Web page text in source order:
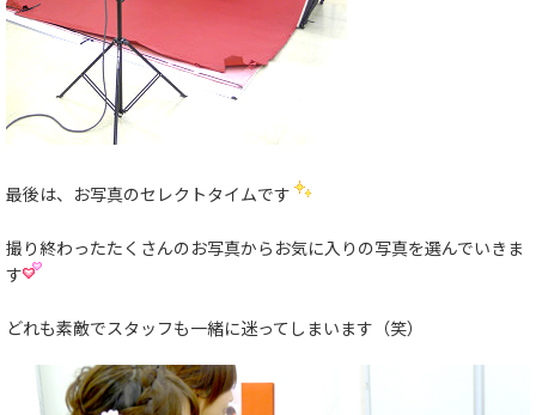
最後は、お写真のセレクトタイムです
撮り終わったたくさんのお写真からお気に入りの写真を選んでいきま
す
どれも素敵でスタッフも一緒に迷ってしまいます（笑）